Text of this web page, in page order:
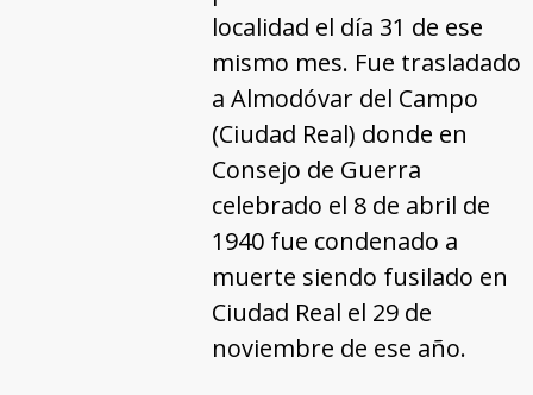
localidad el día 31 de ese
mismo mes. Fue trasladado
a Almodóvar del Campo
(Ciudad Real) donde en
Consejo de Guerra
celebrado el 8 de abril de
1940 fue condenado a
muerte siendo fusilado en
Ciudad Real el 29 de
noviembre de ese año.